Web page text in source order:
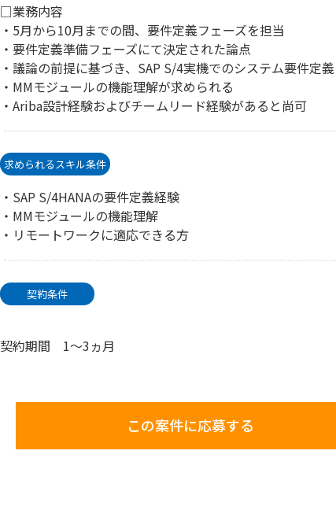
□業務内容
・5月から10月までの間、要件定義フェーズを担当
・要件定義準備フェーズにて決定された論点
・議論の前提に基づき、SAP S/4実機でのシステム要件定
・MMモジュールの機能理解が求められる
・Ariba設計経験およびチームリード経験があると尚可
求められるスキル条件
・SAP S/4HANAの要件定義経験
・MMモジュールの機能理解
・リモートワークに適応できる方
契約条件
契約期間 1～3ヵ月
この案件に応募する